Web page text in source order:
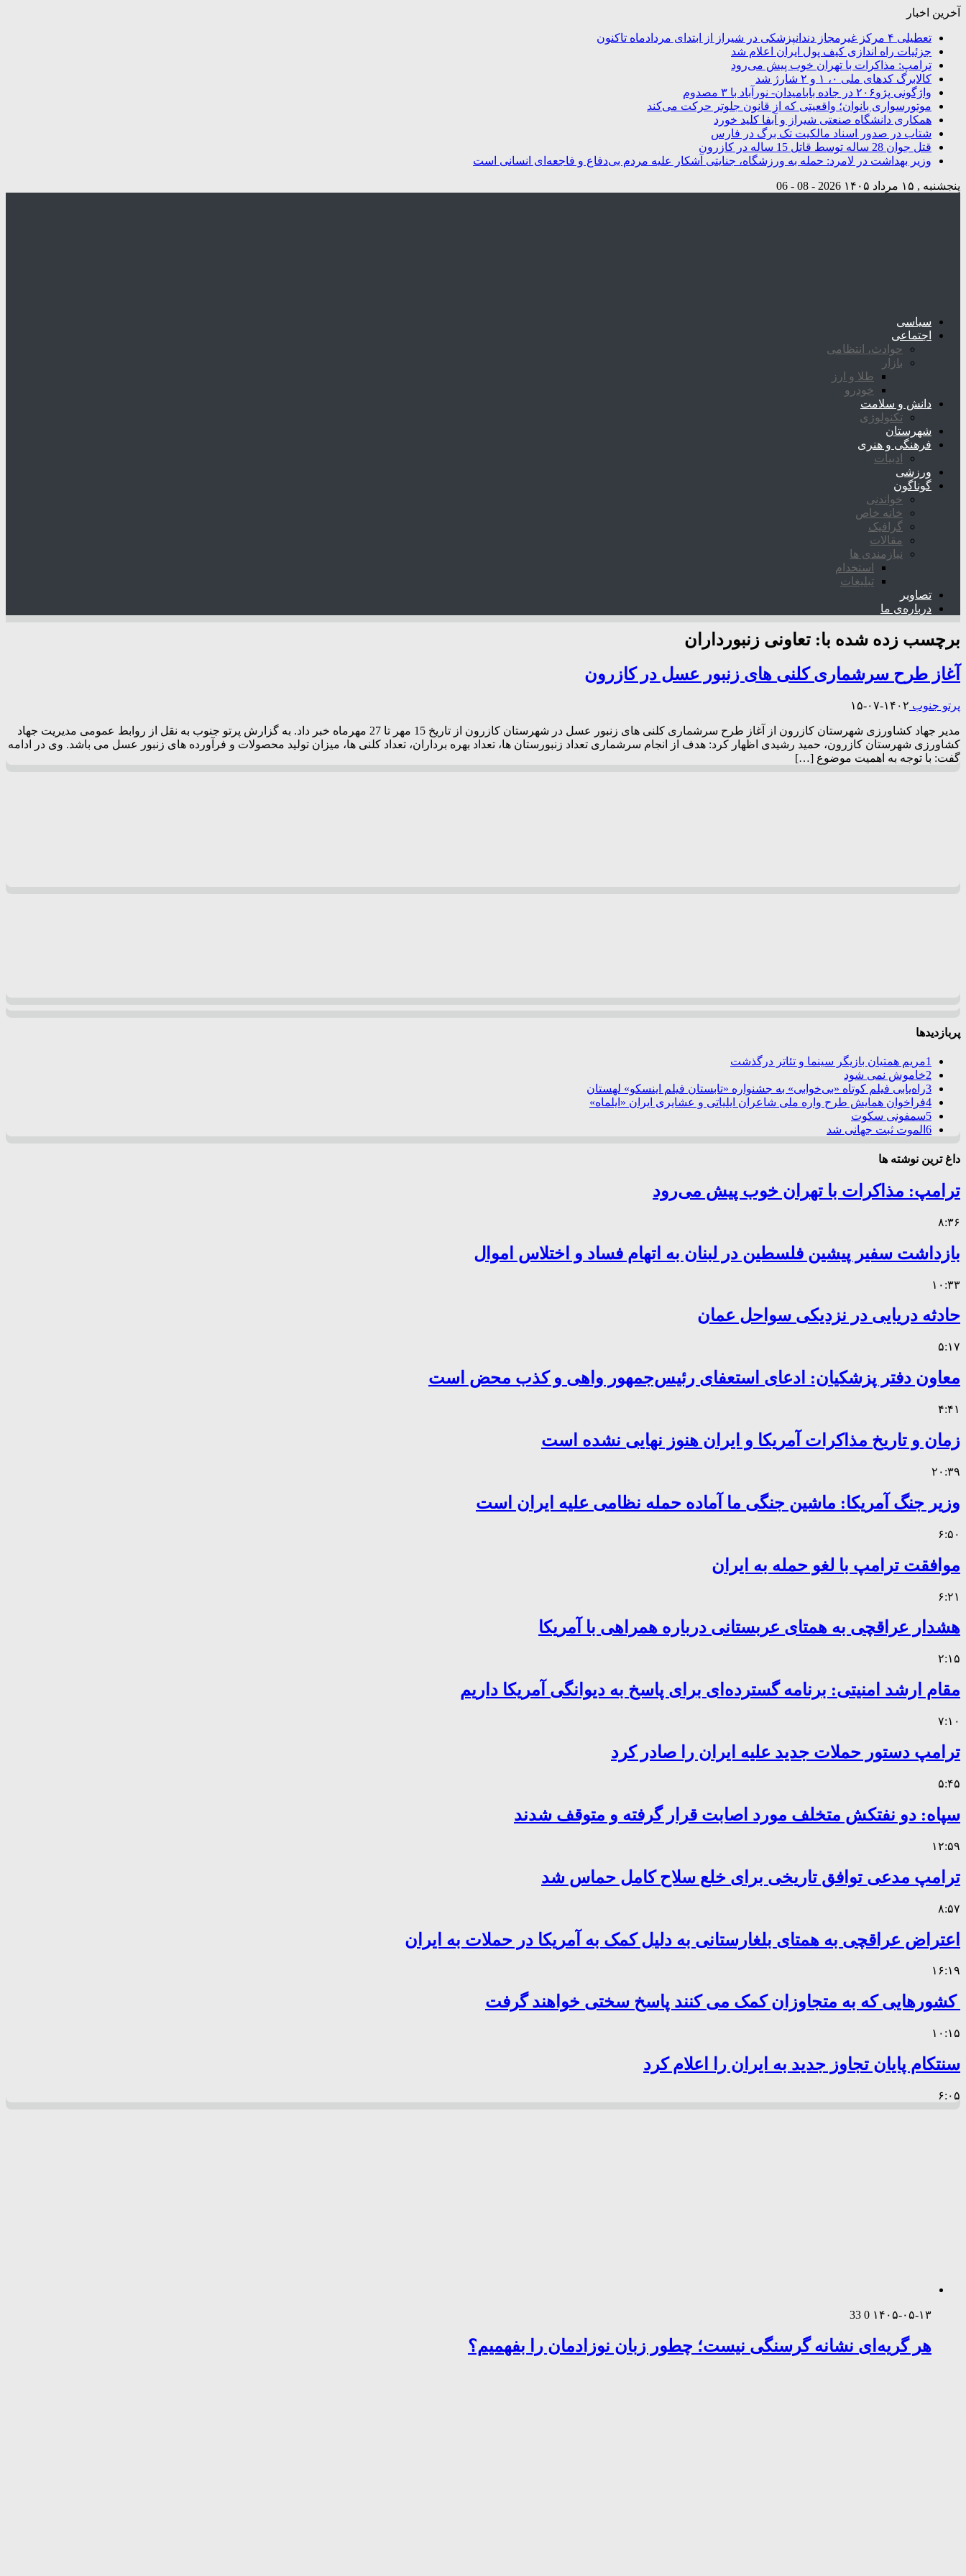
آخرین اخبار
تعطیلی ۴ مرکز غیرمجاز دندانپزشکی در شیراز از ابتدای مردادماه تاکنون
جزئیات راه اندازی کیف پول ایران اعلام شد
ترامپ: مذاکرات با تهران خوب پیش می‌رود
کالابرگ کدهای ملی ۰، ۱ و ۲ شارژ شد
واژگونی پژو۲۰۶ در جاده بابامیدان- نورآباد با ۳ مصدوم
موتورسواری بانوان؛ واقعیتی که از قانون جلوتر حرکت می‌کند
همکاری دانشگاه صنعتی شیراز و آبفا کلید خورد
شتاب در صدور اسناد مالکیت تک برگ در فارس
قتل جوان 28 ساله توسط قاتل 15 ساله در کازرون
وزیر بهداشت در لامرد: حمله به ورزشگاه، جنایتی آشکار علیه مردم بی‌دفاع و فاجعه‌ای انسانی است
پنجشنبه , ۱۵ مرداد ۱۴۰۵ 2026 - 08 - 06
سیاسی
اجتماعی
حوادث، انتظامی
بازار
طلا و ارز
خودرو
دانش و سلامت
تکنولوژی
شهرستان
فرهنگی و هنری
ادبیات
ورزشی
گوناگون
خواندنی
خانه خاص
گرافیک
مقالات
نیازمندی ها
استخدام
تبلیغات
تصاویر
درباره‌ی ما
برچسب زده شده با: تعاونی زنبورداران
آغاز طرح سرشماری کلنی های زنبور عسل در کازرون
پرتو جنوب ۱۴۰۲-۰۷-۱۵
مدیر جهاد کشاورزی شهرستان کازرون از آغاز طرح سرشماری کلنی های زنبور عسل در شهرستان کازرون از تاریخ 15 مهر تا 27 مهرماه خبر داد. به گزارش پرتو جنوب به نقل از روابط عمومی مدیریت جهاد
کشاورزی شهرستان کازرون، حمید رشیدی اظهار کرد: هدف از انجام سرشماری تعداد زنبورستان ها، تعداد بهره برداران، تعداد کلنی ها، میزان تولید محصولات و فرآورده های زنبور عسل می باشد. وی در ادامه
گفت: با توجه به اهمیت موضوع […]
پربازدیدها
1مریم همتیان بازیگر سینما و تئاتر درگذشت
2خاموش نمی شود
3راه‌یابی فیلم کوتاه «بی‌خوابی» به جشنواره «تابستان فیلم اینسکو» لهستان
4فراخوان همایش طرح واره ملی شاعران ایلیاتی و عشایری ایران «ایلماه»
5سمفونی سکوت
6 الموت ثبت جهانی شد
داغ ترین نوشته ها
ترامپ: مذاکرات با تهران خوب پیش می‌رود
۸:۳۶
بازداشت سفیر پیشین فلسطین در لبنان به اتهام فساد و اختلاس اموال
۱۰:۳۳
حادثه دریایی در نزدیکی سواحل عمان
۵:۱۷
معاون دفتر پزشکیان: ادعای استعفای رئیس‌جمهور واهی و کذب محض است
۴:۴۱
زمان و تاریخ مذاکرات آمریکا و ایران هنوز نهایی نشده است
۲۰:۳۹
وزیر جنگ آمریکا: ماشین جنگی ما آماده حمله نظامی علیه ایران است
۶:۵۰
موافقت ترامپ با لغو حمله به ایران
۶:۲۱
هشدار عراقچی به همتای عربستانی درباره همراهی با آمریکا
۲:۱۵
مقام ارشد امنیتی: برنامه گسترده‌ای برای پاسخ به دیوانگی آمریکا داریم
۷:۱۰
ترامپ دستور حملات جدید علیه ایران را صادر کرد
۵:۴۵
سپاه: دو نفتکش متخلف مورد اصابت قرار گرفته و متوقف شدند
۱۲:۵۹
ترامپ مدعی توافق تاریخی برای خلع سلاح کامل حماس شد
۸:۵۷
اعتراض عراقچی به همتای بلغارستانی به دلیل کمک به آمریکا در حملات به ایران
۱۶:۱۹
کشورهایی که به متجاوزان کمک می کنند پاسخ سختی خواهند گرفت
۱۰:۱۵
سنتکام پایان تجاوز جدید به ایران را اعلام کرد
۶:۰۵
۱۴۰۵-۰۵-۱۳ 0
33
هر گریه‌ای نشانه گرسنگی نیست؛ چطور زبان نوزادمان را بفهمیم؟